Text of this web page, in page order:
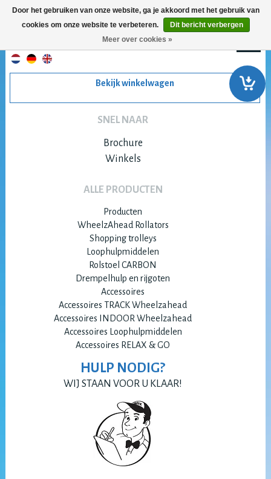
Bekijk winkelwagen
SNEL NAAR
Brochure
Winkels
ALLE PRODUCTEN
Producten
WheelzAhead Rollators
Shopping trolleys
Loophulpmiddelen
Rolstoel CARBON
Drempelhulp en rijgoten
Accessoires
Accessoires TRACK Wheelzahead
Accessoires INDOOR Wheelzahead
Accessoires Loophulpmiddelen
Accessoires RELAX & GO
HULP NODIG?
WIJ STAAN VOOR U KLAAR!
Door het gebruiken van onze website, ga je akkoord met het gebruik van
cookies om onze website te verbeteren.
Dit bericht verbergen
Meer over cookies »